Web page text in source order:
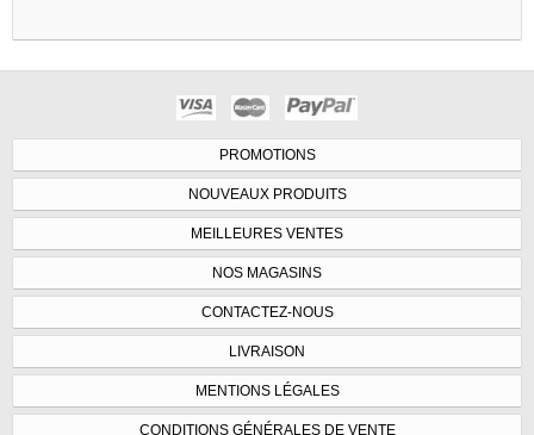
PROMOTIONS
NOUVEAUX PRODUITS
MEILLEURES VENTES
NOS MAGASINS
CONTACTEZ-NOUS
LIVRAISON
MENTIONS LÉGALES
CONDITIONS GÉNÉRALES DE VENTE